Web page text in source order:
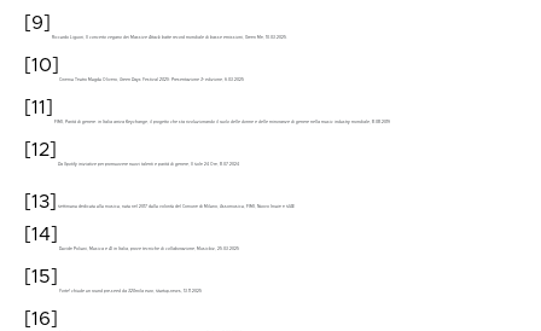
[9]
Riccardo Liguori, Il concerto vegano dei Massive Attack batte record mondiale di basse emissioni , Green Me, 10.03.2025.
[10]
Cinema Teatro Magda Olivero, Green Days Festival 2025: Presentazione 3° edizione , 6.03.2025
[11]
FIMI, Parità di genere: in Italia arriva Keychange, il progetto che sta rivoluzionando il ruolo delle donne e delle minoranze di genere nella music industry mondiale , 8.08.2019
[12]
Da Spotify iniziative per promuovere nuovi talenti e parità di genere , Il Sole 24 Ore, 8.07.2024
[13] Settimana dedicata alla musica, nata nel 2017 dalla volontà del Comune di Milano, Assomusica, FIMI, Nuovo Imaie e SIAE
[14]
Davide Poliani, Musica e AI in Italia, prove tecniche di collaborazione , Musicbiz, 25.03.2025
[15]
Forte! chiude un round pre-seed da 320mila euro , Startup-news, 13.11.2025
[16]